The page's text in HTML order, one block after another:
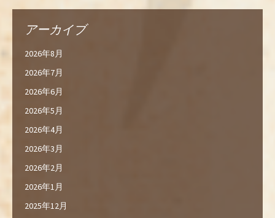
アーカイブ
2026年8月
2026年7月
2026年6月
2026年5月
2026年4月
2026年3月
2026年2月
2026年1月
2025年12月